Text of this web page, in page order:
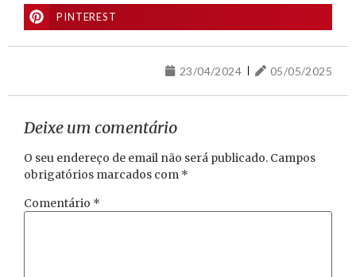
PINTEREST
23/04/2024 05/05/2025
Deixe um comentário
O seu endereço de email não será publicado. Campos
obrigatórios marcados com *
Comentário *